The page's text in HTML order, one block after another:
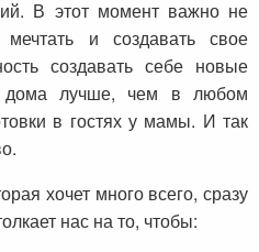
В этот момент важно не
мечтать и создавать свое
создавать себе новые
дома лучше, чем в любом
в гостях у мамы. И так
хочет много всего, сразу
нас на то, чтобы: